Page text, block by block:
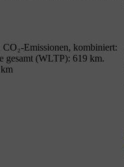
Emissionen, kombiniert:
gesamt (WLTP): 619 km.